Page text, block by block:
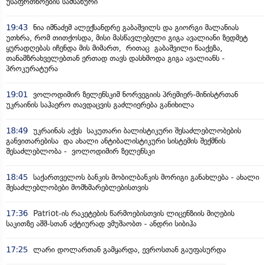
19:43 ნია იმნაძემ ალექსანდრე გაბაშვილს და გიორგი მალანიას
უთხრა, რომ თითქოსდა, მისი მასწავლებელი გიგა ავალიანი ზედმეტ
ყურადღებას იჩენდა მის მიმართ, რითაც გაბაშვილი წააქეზა,
თანამზრახველებთან ერთად თავს დასხმოდა გიგა ავალიანს -
პროკურატურა
19:01
ვოლოდიმირ ზელენსკიმ ნორვეგიის პრემიერ-მინისტრთან
უკრაინის საჰაერო თავდაცვის გაძლიერება განიხილა
18:49 უკრაინას აქვს საკუთარი ბალისტიკური შესაძლებლობების
განვითარებისა და ახალი ანტიბალისტიკური სისტემის შექმნის
შესაძლებლობა - ვოლოდიმირ ზელენსკი
18:45 საქართველოს ბანკის მობილბანკის მორიგი განახლება - ახალი
შესაძლებლობები მომხმარებლებისთვის
17:36
Patriot-ის რაკეტების წარმოებისთვის ლიცენზიის მიღების
საკითზე აშშ-სთან აქტიურად ვმუშაობთ - ანდრი სიბიჰა
17:25 ლარი დოლართან გამყარდა, ევროსთან გაუფასურდა